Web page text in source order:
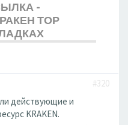
-
ТОР
#320
действующие и
KRAKEN.